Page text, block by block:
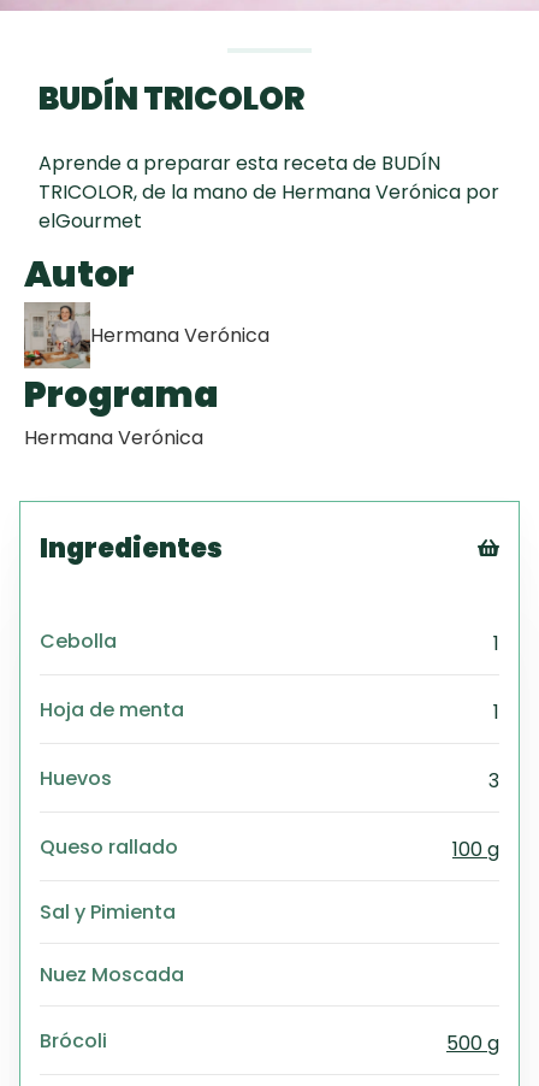
Key Lime Pie
BUDÍN TRICOLOR
Aprende a preparar esta receta de BUDÍN
TRICOLOR, de la mano de Hermana Verónica por
elGourmet
Autor
Hermana Verónica
Programa
Hermana Verónica
Ingredientes
Cebolla 1
Hoja de menta 1
Huevos 3
Queso rallado 100 g
Sal y Pimienta
Nuez Moscada
Brócoli 500 g